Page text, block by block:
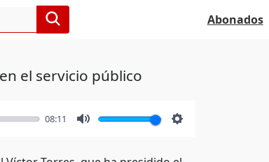
Abonados
el servicio público
08:11